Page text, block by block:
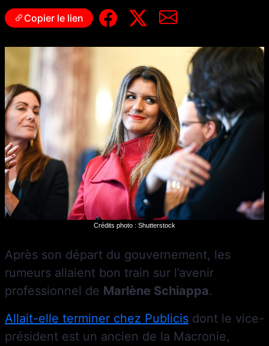
Copier le lien
Crédits photo : Shutterstock
Après son départ du gouvernement, les
rumeurs allaient bon train sur l’avenir
professionnel de Marlène Schiappa.
Allait-elle terminer chez Publicis dont le vice-
président est un ancien de la Macronie,